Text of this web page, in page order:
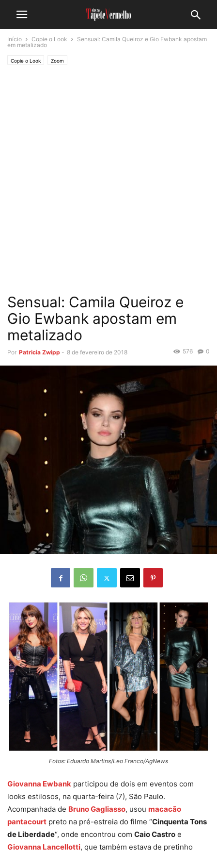
Início Copie o Look
Sensual: Camila Queiroz e Gio Ewbank apostam
em metalizado
Copie o Look Zoom
Sensual: Camila Queiroz e
Gio Ewbank apostam em
metalizado
Por Patricia Zwipp - 8 de fevereiro de 2018 0
576
Fotos: Eduardo Martins/Leo Franco/AgNews
Giovanna Ewbank participou de dois em eventos com
looks estilosos, na quarta-feira (7), São Paulo.
Acompanhada de Bruno Gagliasso, usou macacão
pantacourt preto na pré-estreia do filme “Cinquenta Tons
de Liberdade“, onde encontrou com Caio Castro e
Giovanna Lancellotti, que também estava de pretinho